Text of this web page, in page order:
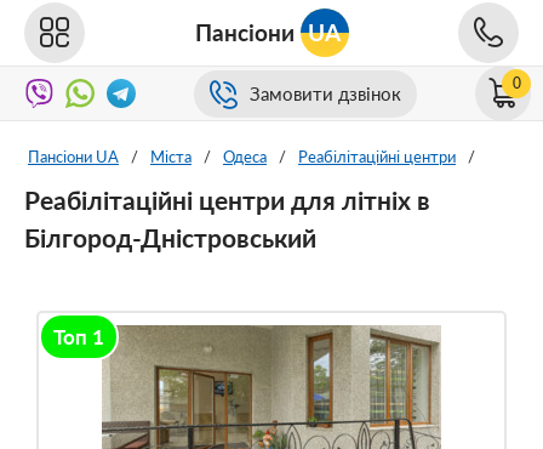
Пансіони UA
Замовити дзвінок 0
Пансіони UA / Міста / Одеса / Реабілітаційні центри /
Реабілітаційні центри для літніх в
Білгород-Дністровський
Топ 1